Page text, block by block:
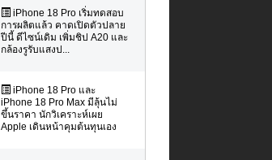
iPhone 18 Pro เริ่มทดสอบ
การผลิตแล้ว คาดเปิดตัวปลาย
ปีนี้ ดีไซน์เดิม เพิ่มชิป A20 และ
กล้องรูรับแสงป...
iPhone 18 Pro และ
iPhone 18 Pro Max มีลุ้นไม่
ขึ้นราคา นักวิเคราะห์เผย
Apple เดินหน้าคุมต้นทุนเอง